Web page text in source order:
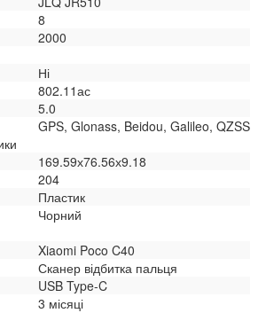
8
2000
Ні
802.11ас
5.0
GPS, Glonass, Beidou, Galileo, QZSS
169.59х76.56х9.18
204
Пластик
Чорний
Xiaomi Poco C40
Сканер відбитка пальця
USB Type-C
3 місяці